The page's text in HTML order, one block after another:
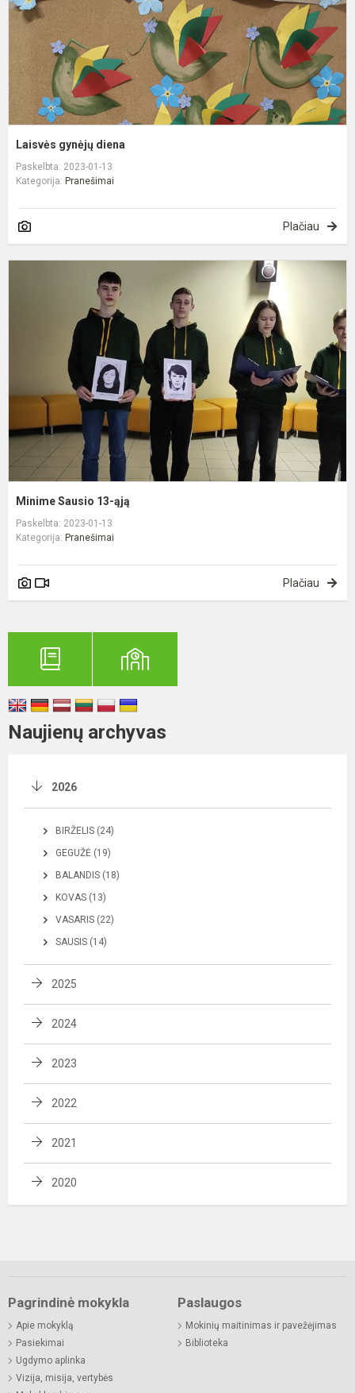
Laisvės gynėjų diena
Paskelbta: 2023-01-13
Kategorija: Pranešimai
Plačiau
Minime Sausio 13-ąją
Paskelbta: 2023-01-13
Kategorija: Pranešimai
Plačiau
Naujienų archyvas
2026
BIRŽELIS (24)
GEGUŽĖ (19)
BALANDIS (18)
KOVAS (13)
VASARIS (22)
SAUSIS (14)
2025
2024
2023
2022
2021
2020
Pagrindinė mokykla
Apie mokyklą
Pasiekimai
Ugdymo aplinka
Vizija, misija, vertybės
Paslaugos
Mokinių maitinimas ir pavežėjimas
Biblioteka